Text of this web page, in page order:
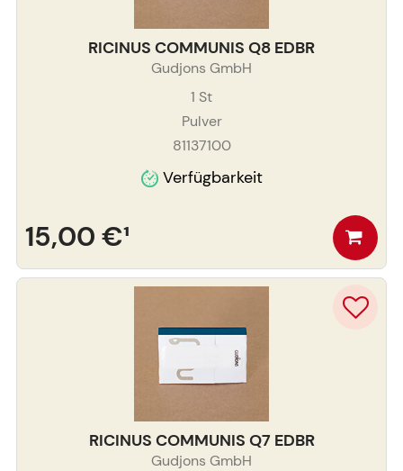
RICINUS COMMUNIS Q8 EDBR
Gudjons GmbH
1 St
Pulver
81137100
Verfügbarkeit
15,00 €¹
RICINUS COMMUNIS Q7 EDBR
Gudjons GmbH